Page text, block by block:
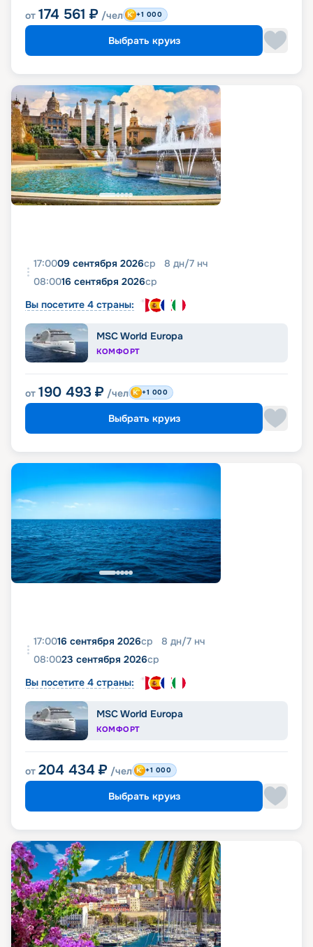
от 174 561 ₽ /чел +1 000
Выбрать круиз
17:0009 сентября 2026ср 8 дн/7 нч
08:0016 сентября 2026ср
Вы посетите 4 страны:
MSC World Europa
КОМФОРТ
от 190 493 ₽ /чел +1 000
Выбрать круиз
17:0016 сентября 2026ср 8 дн/7 нч
08:0023 сентября 2026ср
Вы посетите 4 страны:
MSC World Europa
КОМФОРТ
от 204 434 ₽ /чел +1 000
Выбрать круиз